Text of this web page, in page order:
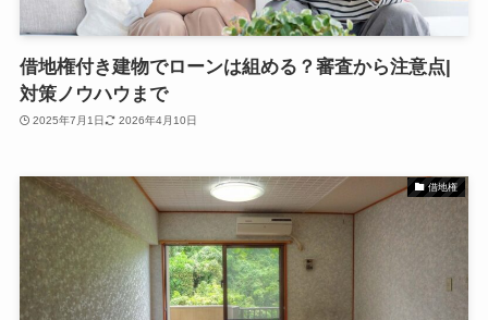
借地権付き建物でローンは組める？審査から注意点|
対策ノウハウまで
2025年7月1日 2026年4月10日
借地権